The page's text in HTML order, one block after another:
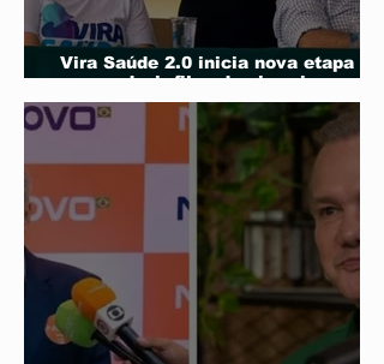
Vira Saúde 2.0 inicia nova etapa
para reduzir filas de cirurgias
eletivas